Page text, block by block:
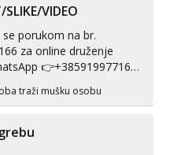
vas sam pripremila ...
VIDEO
za online druženje
Radim
licem, solo i s partnerom,
haljine, štikle,
itd. Nudim svakakva videa
traži mušku osobu